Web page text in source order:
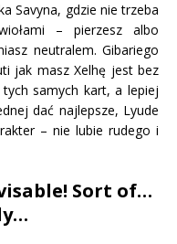
Savyna, gdzie nie trzeba
– pierzesz albo
neutralem. Gibariego
jak masz Xelhę jest bez
samych kart, a lepiej
dać najlepsze, Lyude
– nie lubie rudego i
Sort of…